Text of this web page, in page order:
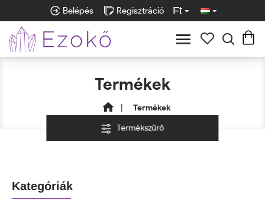
Belépés Regisztráció Ft
Termékek
Termékek
Kategóriák
Termékszűrő